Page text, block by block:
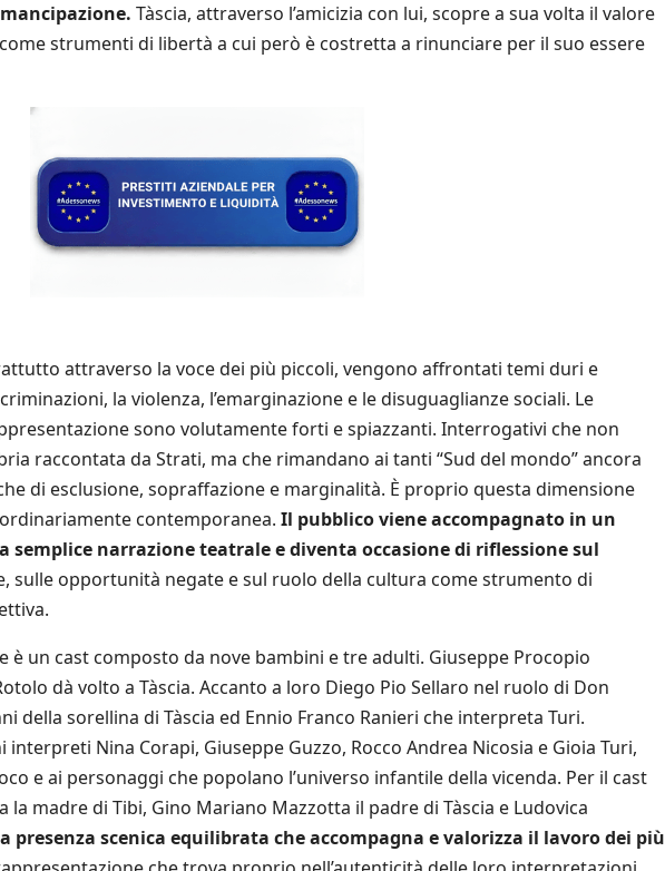
Tàscia, attraverso l’amicizia con lui, scopre a sua volta il valore
strumenti di libertà a cui però è costretta a rinunciare per il suo essere
attraverso la voce dei più piccoli, vengono affrontati temi duri e
la violenza, l’emarginazione e le disuguaglianze sociali. Le
sono volutamente forti e spiazzanti. Interrogativi che non
raccontata da Strati, ma che rimandano ai tanti “Sud del mondo” ancora
di esclusione, sopraffazione e marginalità. È proprio questa dimensione
contemporanea. Il pubblico viene accompagnato in un
semplice narrazione teatrale e diventa occasione di riflessione sul
sulle opportunità negate e sul ruolo della cultura come strumento di
è un cast composto da nove bambini e tre adulti. Giuseppe Procopio
dà volto a Tàscia. Accanto a loro Diego Pio Sellaro nel ruolo di Don
della sorellina di Tàscia ed Ennio Franco Ranieri che interpreta Turi.
Nina Corapi, Giuseppe Guzzo, Rocco Andrea Nicosia e Gioia Turi,
e ai personaggi che popolano l’universo infantile della vicenda. Per il cast
madre di Tibi, Gino Mariano Mazzotta il padre di Tàscia e Ludovica
presenza scenica equilibrata che accompagna e valorizza il lavoro dei più